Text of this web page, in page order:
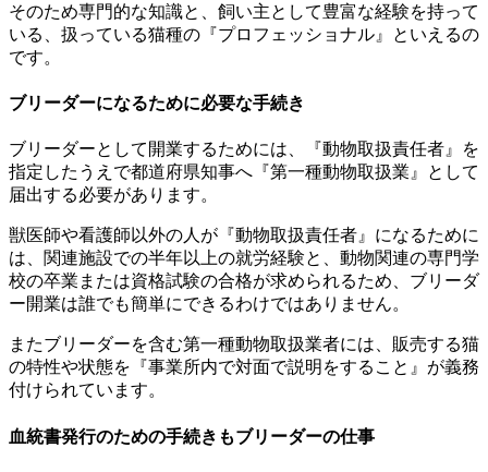
そのため専門的な知識と、飼い主として豊富な経験を持って
いる、扱っている猫種の『プロフェッショナル』といえるの
です。
ブリーダーになるために必要な手続き
ブリーダーとして開業するためには、『動物取扱責任者』を
指定したうえで都道府県知事へ『第一種動物取扱業』として
届出する必要があります。
獣医師や看護師以外の人が『動物取扱責任者』になるために
は、関連施設での半年以上の就労経験と、動物関連の専門学
校の卒業または資格試験の合格が求められるため、ブリーダ
ー開業は誰でも簡単にできるわけではありません。
またブリーダーを含む第一種動物取扱業者には、販売する猫
の特性や状態を『事業所内で対面で説明をすること』が義務
付けられています。
血統書発行のための手続きもブリーダーの仕事